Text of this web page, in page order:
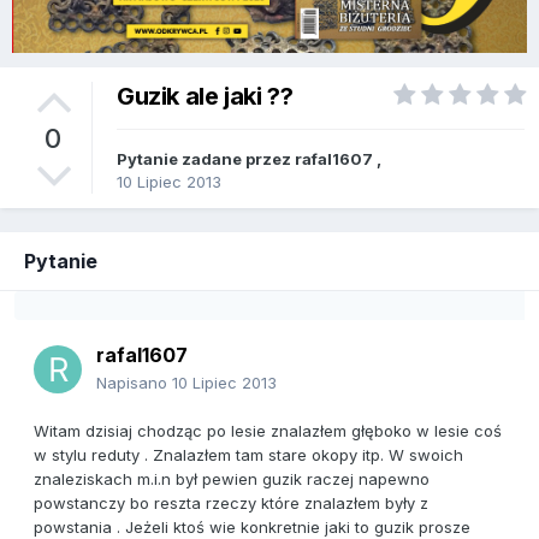
0
Guzik ale jaki ??
Pytanie zadane przez rafal1607
10 Lipiec 2013
Pytanie
rafal1607
Napisano 10 Lipiec 2013
Witam dzisiaj chodząc po lesie znalazłem głęboko w lesie coś
w stylu reduty . Znalazłem tam stare okopy itp. W swoich
znaleziskach m.i.n był pewien guzik raczej napewno
powstanczy bo reszta rzeczy które znalazłem były z
powstania . Jeżeli ktoś wie konkretnie jaki to guzik prosze